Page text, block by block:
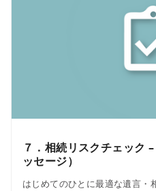
７．相続リスクチェック
ッセージ）
はじめてのひとに最適な遺言・